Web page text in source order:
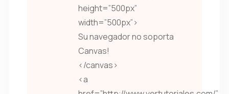
height=”500px”
width=”500px”>
Su navegador no soporta
Canvas!
</canvas>
<a